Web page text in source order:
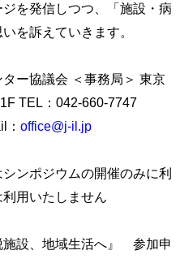
を発信しつつ、「施設・病
を訴えていきます。
ター協議会 ＜事務局＞ 東京
TEL：042-660-7747
：office@j-il.jp
ンポジウムの開催のみに利
用いたしません
施設、地域生活へ』 参加申